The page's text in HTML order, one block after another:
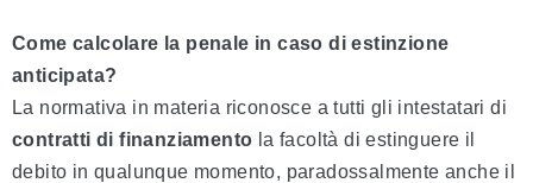
Come calcolare la penale in caso di estinzione
anticipata?
La normativa in materia riconosce a tutti gli intestatari di
contratti di finanziamento la facoltà di estinguere il
debito in qualunque momento, paradossalmente anche il